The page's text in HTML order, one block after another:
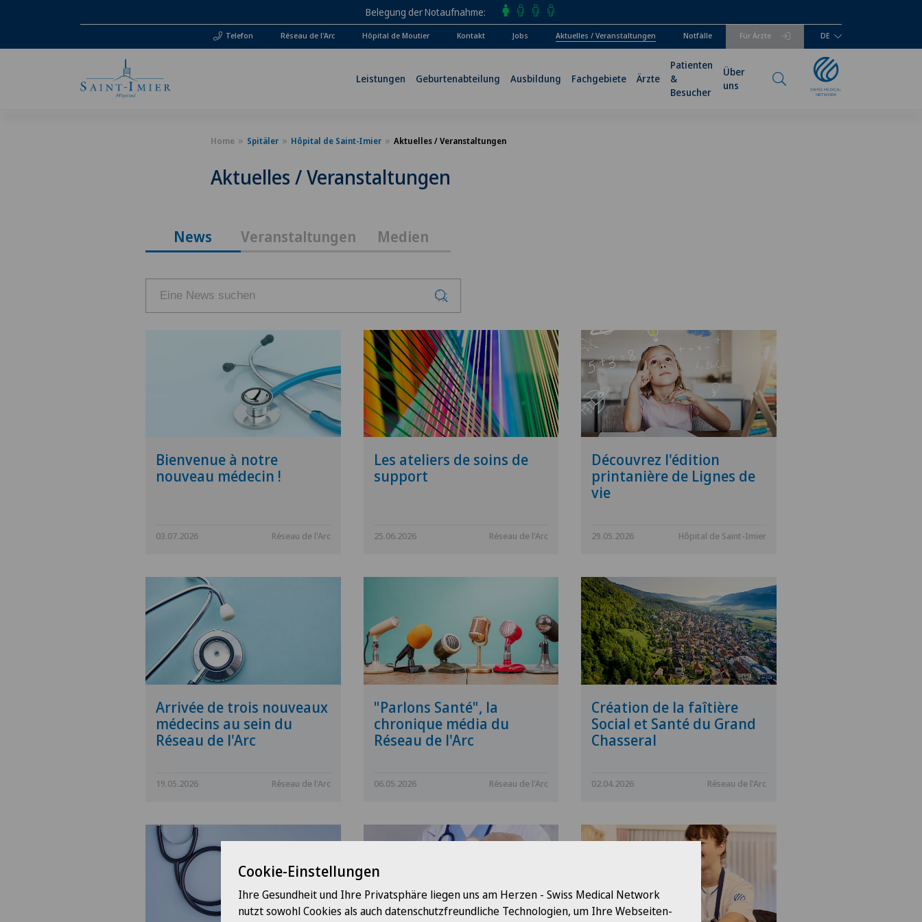
Belegung der Notaufnahme
Telefon Für Ärzte
Réseau de l'Arc Hôpital de Moutier Kontakt Jobs Aktuelles / Veranstaltungen Notfälle DE
Leistungen Geburtenabteilung Ausbildung Fachgebiete Ärzte
Patienten
&
Besucher
Über
uns
Home Spitäler Hôpital de Saint-Imier Aktuelles / Veranstaltungen
Aktuelles / Veranstaltungen
News Veranstaltungen Medien
Bienvenue à notre
nouveau médecin !
03.07.2026 Réseau de l'Arc
Les ateliers de soins de
support
25.06.2026 Réseau de l'Arc
Découvrez l'édition
printanière de Lignes de
vie
29.05.2026 Hôpital de Saint-Imier
Arrivée de trois nouveaux
médecins au sein du
Réseau de l'Arc
19.05.2026 Réseau de l'Arc
"Parlons Santé", la
chronique média du
Réseau de l'Arc
06.05.2026 Réseau de l'Arc
Création de la faîtière
Social et Santé du Grand
Chasseral
02.04.2026 Réseau de l'Arc
Cookie-Einstellungen
Ihre Gesundheit und Ihre Privatsphäre liegen uns am Herzen - Swiss Medical Network
nutzt sowohl Cookies als auch datenschutzfreundliche Technologien, um Ihre Webseiten-